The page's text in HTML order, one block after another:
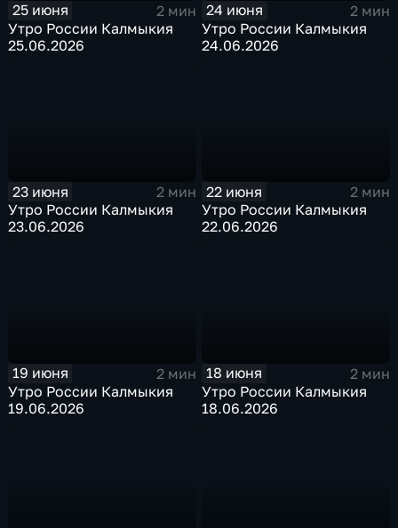
25 июня
2 мин
Утро России Калмыкия
25.06.2026
24 июня
2 мин
Утро России Калмыкия
24.06.2026
23 июня
2 мин
Утро России Калмыкия
23.06.2026
22 июня
2 мин
Утро России Калмыкия
22.06.2026
19 июня
2 мин
Утро России Калмыкия
19.06.2026
18 июня
2 мин
Утро России Калмыкия
18.06.2026